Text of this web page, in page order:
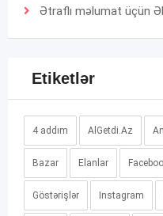
Ətraflı məlumat üçün
Etiketlər
4 addım AlGetdi.Az
Bazar Elanlar
Göstərişlər Instagram